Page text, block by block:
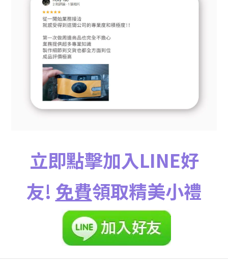
立即點擊加入LINE好
友! 免費領取精美小禮